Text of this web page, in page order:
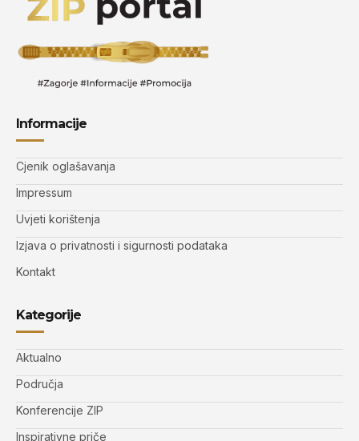
Informacije
Cjenik oglašavanja
Impressum
Uvjeti korištenja
Izjava o privatnosti i sigurnosti podataka
Kontakt
Kategorije
Aktualno
Područja
Konferencije ZIP
Inspirativne priče